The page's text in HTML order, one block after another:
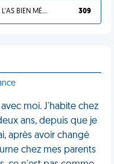
TU L'AS BIEN MÉRITÉ 309
moi. J'habite chez
ans, depuis que je
après avoir changé
chez mes parents